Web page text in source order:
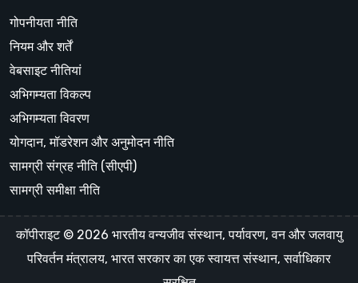
गोपनीयता नीति
नियम और शर्तें
वेबसाइट नीतियां
अभिगम्यता विकल्प
अभिगम्यता विवरण
योगदान, मॉडरेशन और अनुमोदन नीति
सामग्री संग्रह नीति (सीएपी)
सामग्री समीक्षा नीति
कॉपीराइट © 2026 भारतीय वन्यजीव संस्थान, पर्यावरण, वन और जलवायु
परिवर्तन मंत्रालय, भारत सरकार का एक स्वायत्त संस्थान, सर्वाधिकार